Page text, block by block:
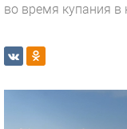
во время купания в